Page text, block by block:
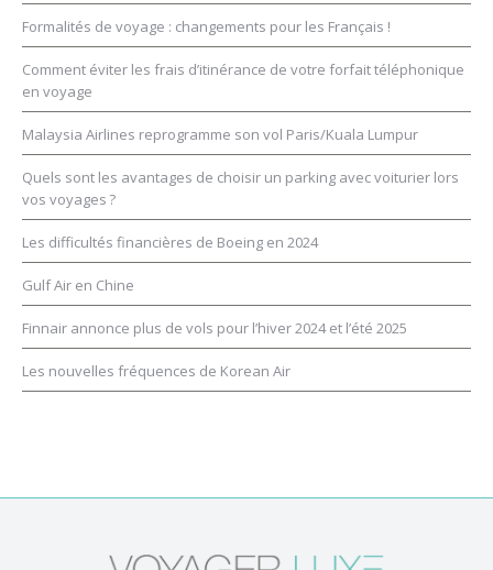
Formalités de voyage : changements pour les Français !
Comment éviter les frais d’itinérance de votre forfait téléphonique
en voyage
Malaysia Airlines reprogramme son vol Paris/Kuala Lumpur
Quels sont les avantages de choisir un parking avec voiturier lors
vos voyages ?
Les difficultés financières de Boeing en 2024
Gulf Air en Chine
Finnair annonce plus de vols pour l’hiver 2024 et l’été 2025
Les nouvelles fréquences de Korean Air